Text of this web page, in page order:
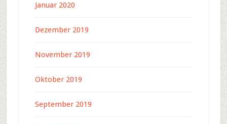
Januar 2020
Dezember 2019
November 2019
Oktober 2019
September 2019